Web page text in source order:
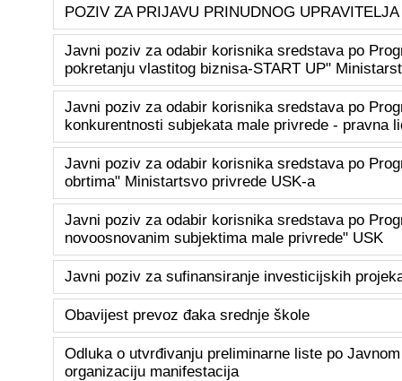
POZIV ZA PRIJAVU PRINUDNOG UPRAVITELJA
Javni poziv za odabir korisnika sredstava po
pokretanju vlastitog biznisa-START UP"
Javni poziv za odabir korisnika sredstava po
konkurentnosti subjekata male privrede - pravna
Javni poziv za odabir korisnika sredstava po
obrtima" Ministartsvo privrede USK-a
Javni poziv za odabir korisnika sredstava po
novoosnovanim subjektima male privrede" USK
Javni poziv za sufinansiranje investicijskih
Obavijest prevoz đaka srednje škole
Odluka o utvrđivanju preliminarne liste po
organizaciju manifestacija